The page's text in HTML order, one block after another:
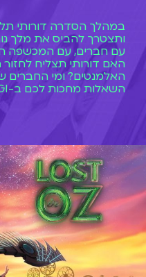
במהלך הסדרה דורותי
ותצטרך להביס את מלך
עם חברים, עם המכשפה
האם דורותי תצליח
האלמנטים? ומי
השאלות מחכות לכם ב-BIGI!